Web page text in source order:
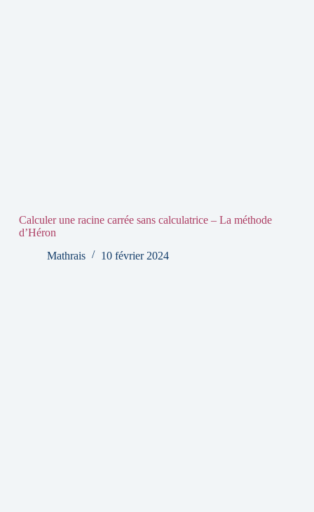
Calculer une racine carrée sans calculatrice – La méthode
d’Héron
Mathrais
10 février 2024